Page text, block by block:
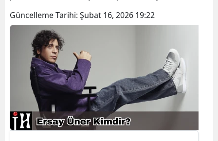
Güncelleme Tarihi: Şubat 16, 2026 19:22